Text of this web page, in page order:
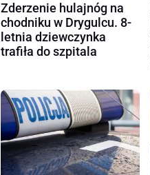
Zderzenie hulajnóg na
chodniku w Drygulcu. 8-
letnia dziewczynka
trafiła do szpitala